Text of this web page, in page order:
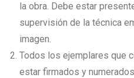
la obra. Debe estar
supervisión de la técnica
imagen.
Todos los ejemplares que
estar firmados y